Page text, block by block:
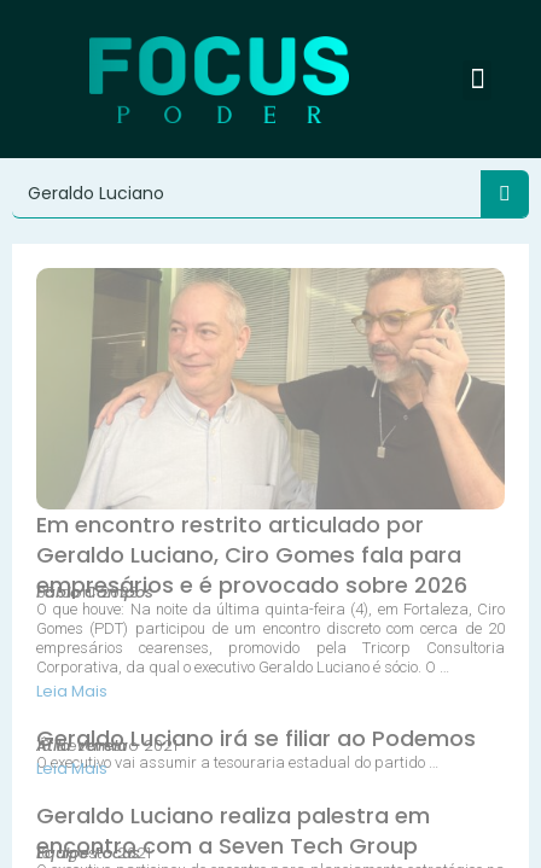
Em encontro restrito articulado por
Geraldo Luciano, Ciro Gomes fala para
empresários e é provocado sobre 2026
05 abril 2025
Fábio Campos
O que houve: Na noite da última quinta-feira (4), em Fortaleza, Ciro
Gomes (PDT) participou de um encontro discreto com cerca de 20
empresários cearenses, promovido pela Tricorp Consultoria
Corporativa, da qual o executivo Geraldo Luciano é sócio. O …
Leia Mais
Geraldo Luciano irá se filiar ao Podemos
10 dezembro 2021
Átila Varela
O executivo vai assumir a tesouraria estadual do partido …
Leia Mais
Geraldo Luciano realiza palestra em
encontro com a Seven Tech Group
10 agosto 2021
Equipe Focus